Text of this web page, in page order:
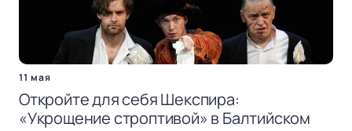
11 мая
Откройте для себя Шекспира:
«Укрощение строптивой» в Балтийском